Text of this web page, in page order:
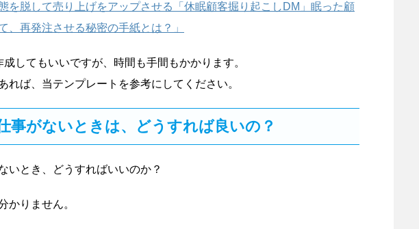
を脱して売り上げをアップさせる「休眠顧客掘り起こしDM」眠った顧
、再発注させる秘密の手紙とは？」
してもいいですが、時間も手間もかかります。
れば、当テンプレートを参考にしてください。
事がないときは、どうすれば良いの？
いとき、どうすればいいのか？
かりません。